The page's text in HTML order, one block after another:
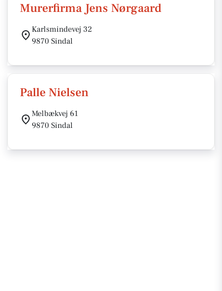
Murerfirma Jens Nørgaard
Karlsmindevej 32
9870 Sindal
Palle Nielsen
Melbækvej 61
9870 Sindal